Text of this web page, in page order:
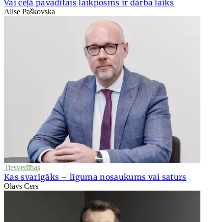
Vai ceļā pavadītais laikposms ir darba laiks
Alise Paškovska
Tiesvedības
Kas svarīgāks – līguma nosaukums vai saturs
Olavs Cers